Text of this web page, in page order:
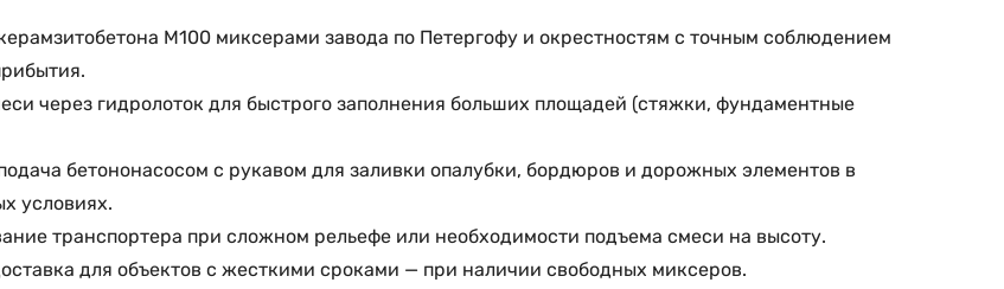
М100 миксерами завода по Петергофу и окрестностям с точным соблюдением
через гидролоток для быстрого заполнения больших площадей (стяжки, фундаментные
бетононасосом с рукавом для заливки опалубки, бордюров и дорожных элементов в
условиях.
транспортера при сложном рельефе или необходимости подъема смеси на высоту.
для объектов с жесткими сроками — при наличии свободных миксеров.